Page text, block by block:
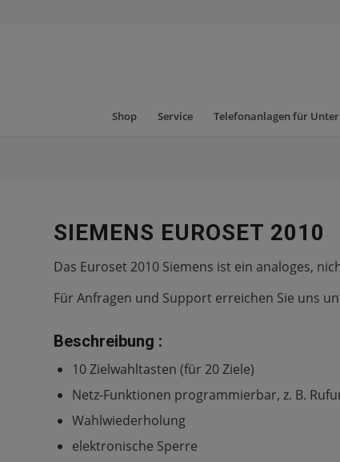
Shop Service Telefonanlagen für
SIEMENS EUROSET 2010
Das Euroset 2010 Siemens ist ein analoges,
Für Anfragen und Support erreichen Sie uns
Beschreibung :
10 Zielwahltasten (für 20 Ziele)
Netz-Funktionen programmierbar, z. B.
Wahlwiederholung
elektronische Sperre